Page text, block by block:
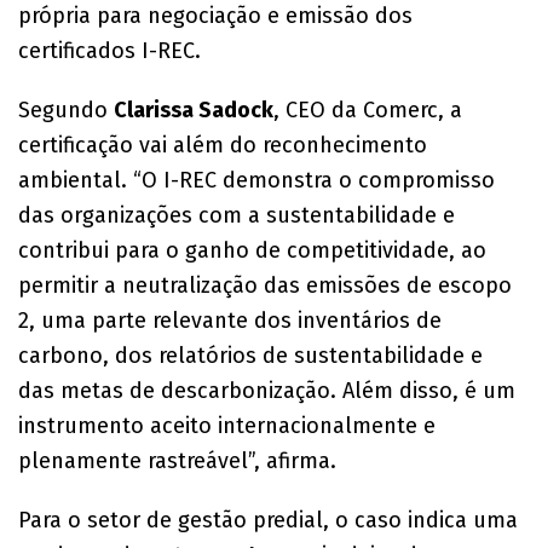
própria para negociação e emissão dos
certificados I-REC.
Segundo Clarissa Sadock, CEO da Comerc, a
certificação vai além do reconhecimento
ambiental. “O I-REC demonstra o compromisso
das organizações com a sustentabilidade e
contribui para o ganho de competitividade, ao
permitir a neutralização das emissões de escopo
2, uma parte relevante dos inventários de
carbono, dos relatórios de sustentabilidade e
das metas de descarbonização. Além disso, é um
instrumento aceito internacionalmente e
plenamente rastreável”, afirma.
Para o setor de gestão predial, o caso indica uma